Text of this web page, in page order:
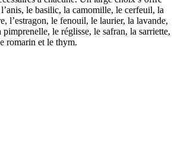
le basilic, la camomille, le cerfeuil, la
l’estragon, le fenouil, le laurier, la lavande,
le réglisse, le safran, la sarriette,
romarin et le thym.